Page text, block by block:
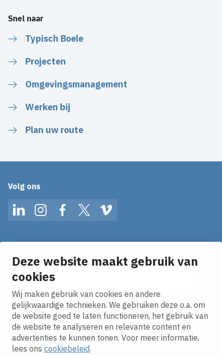
Deze website maakt gebruik van
cookies
Wij maken gebruik van cookies en andere
gelijkwaardige technieken. We gebruiken deze o.a. om
de website goed te laten functioneren, het gebruik van
de website te analyseren en relevante content en
advertenties te kunnen tonen. Voor meer informatie,
lees ons cookiebeleid.
Snel naar
Typisch Boele
Projecten
Omgevingsmanagement
Werken bij
Plan uw route
Volg ons
LinkedInInstagramFacebookTwitterVimeo
Ontvang onze nieuws alerts in je mailbox!
E-mailadres
Ik ga akkoord met hetprivacy statement.